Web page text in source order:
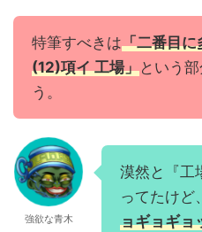
特筆すべきは「二番目に
(12)項イ 工場」という
う。
強欲な青木
漠然と『工
ってたけど、
ョギョギョ